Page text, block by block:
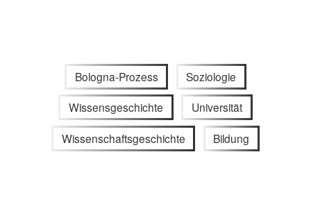
Bologna-Prozess Soziologie
Wissensgeschichte Universität
Wissenschaftsgeschichte Bildung